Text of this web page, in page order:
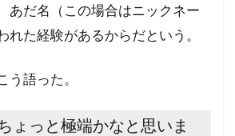
あだ名（この場合はニックネー
れた経験があるからだという。
う語った。
ょっと極端かなと思いま